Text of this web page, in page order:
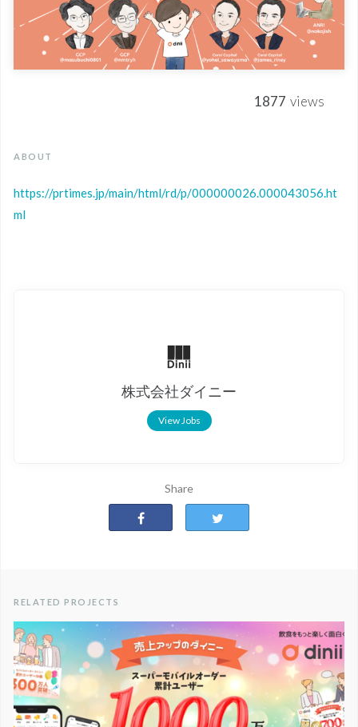
1877 views
ABOUT
https://prtimes.jp/main/html/rd/p/000000026.000043056.ht
ml
株式会社ダイニー
View Jobs
Share
RELATED PROJECTS